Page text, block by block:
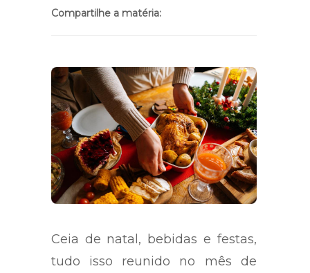
Compartilhe a matéria:
Ceia de natal, bebidas e festas,
tudo isso reunido no mês de